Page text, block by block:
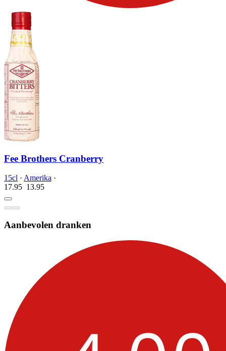
Fee Brothers Cranberry
15cl · Amerika ·
17.95 13.95
Aanbevolen dranken